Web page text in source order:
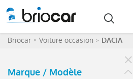
Briocar Voiture occasion DACIA
Marque / Modèle